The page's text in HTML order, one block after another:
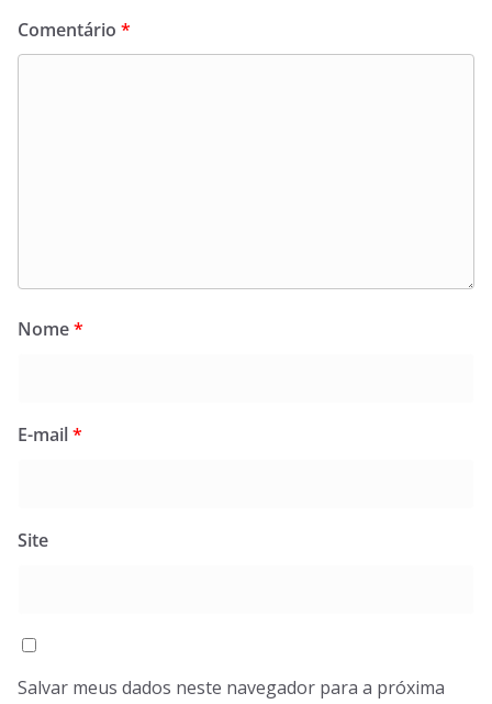
Comentário *
Nome*
E-mail*
Site
Salvar meus dados neste navegador para a próxima